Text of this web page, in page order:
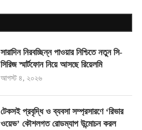
সারাদিন নিরবচ্ছিন্ন পাওয়ার নিশ্চিতে নতুন সি-
সিরিজ স্মার্টফোন নিয়ে আসছে রিয়েলমি
আগস্ট ৪, ২০২৬
টেকসই প্রবৃদ্ধি ও ব্যবসা সম্প্রসারণে ‘রিভার
ওয়েভ’ কৌশলগত রোডম্যাপ উন্মোচন করল